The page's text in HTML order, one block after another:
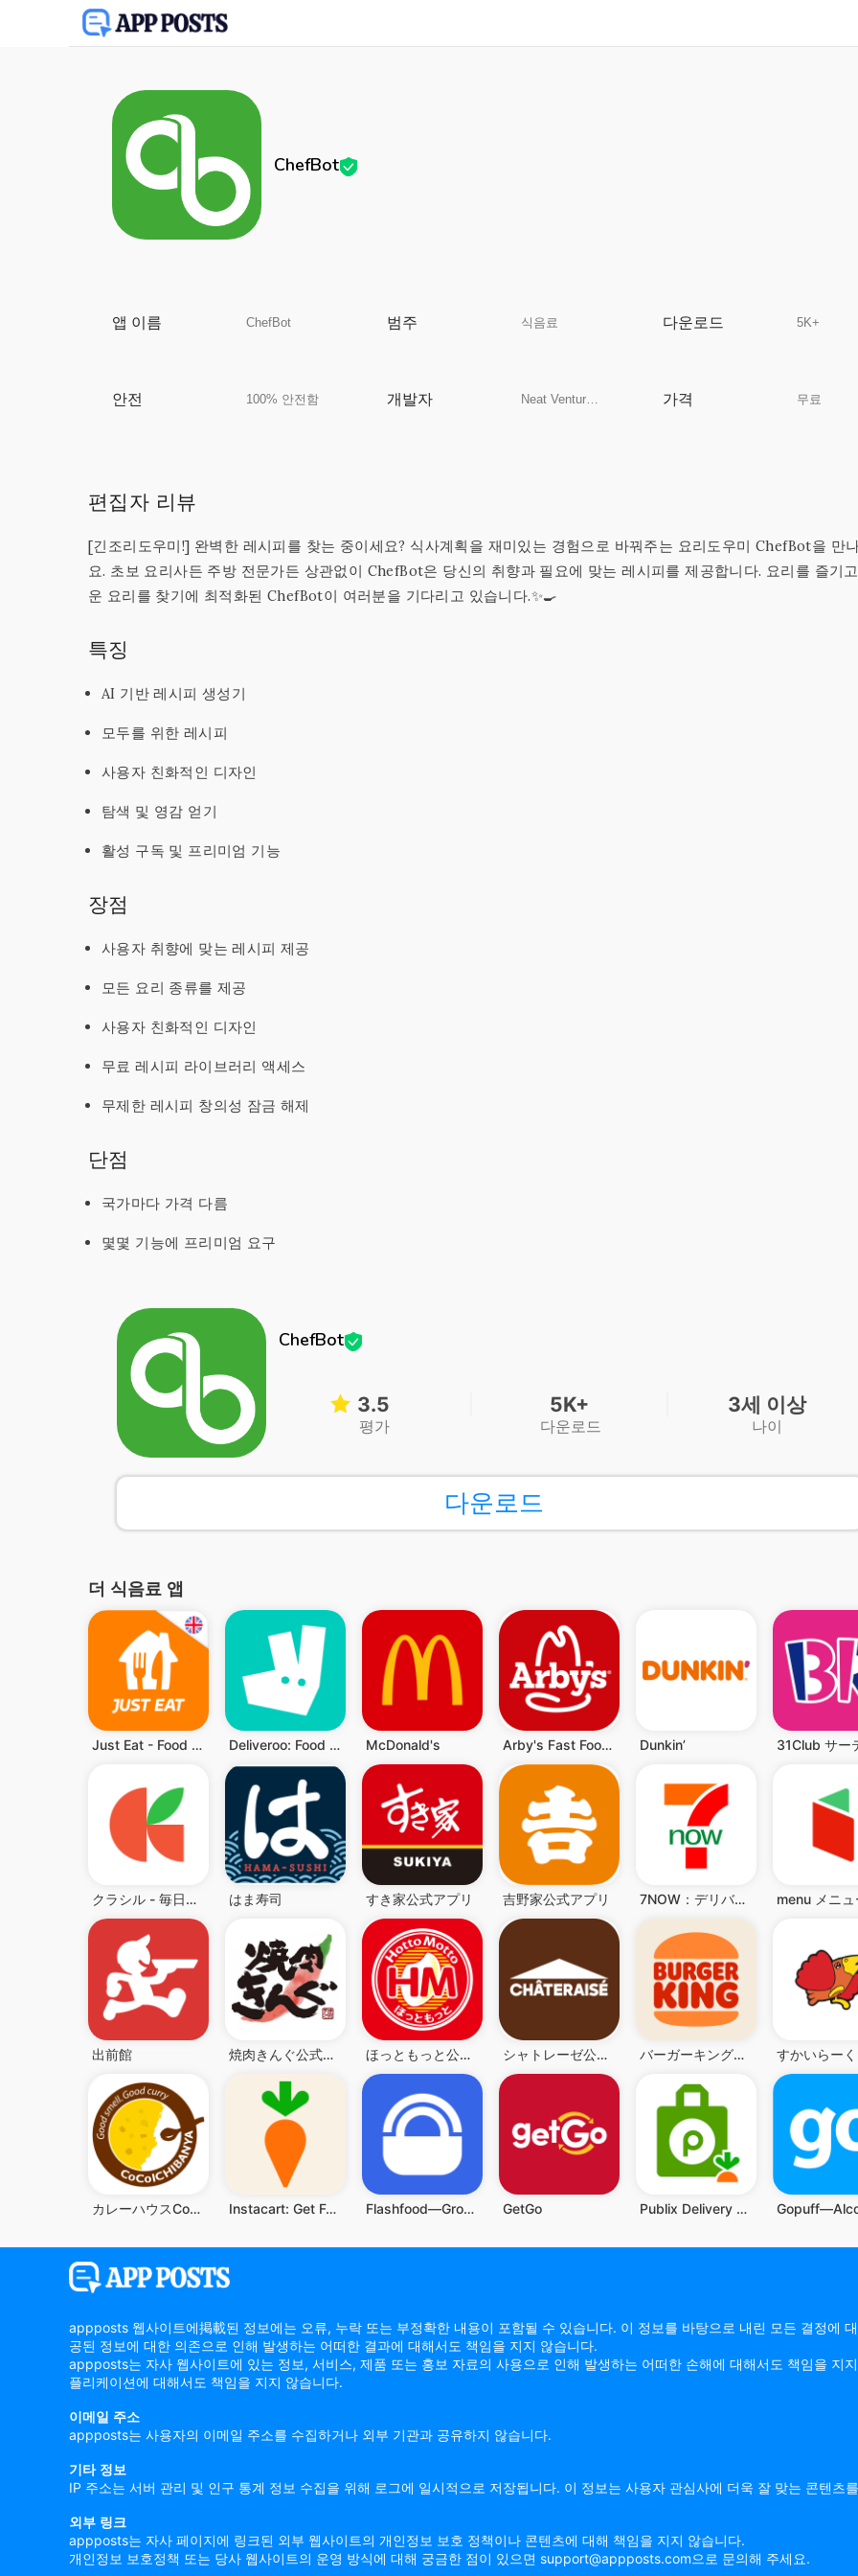
ChefBot
앱 이름 ChefBot 범주 식음료 다운로드 5K+
안전 100% 안전함 개발자 Neat Ventures GmbH 가격 무료
편집자 리뷰
[긴조리도우미!] 완벽한 레시피를 찾는 중이세요? 식사계획을 재미있는 경험으로 바꿔주는 요리도우미 ChefBot을 만
요. 초보 요리사든 주방 전문가든 상관없이 ChefBot은 당신의 취향과 필요에 맞는 레시피를 제공합니다. 요리를 즐기
운 요리를 찾기에 최적화된 ChefBot이 여러분을 기다리고 있습니다.✨🍳
특징
AI 기반 레시피 생성기
모두를 위한 레시피
사용자 친화적인 디자인
탐색 및 영감 얻기
활성 구독 및 프리미엄 기능
장점
사용자 취향에 맞는 레시피 제공
모든 요리 종류를 제공
사용자 친화적인 디자인
무료 레시피 라이브러리 액세스
무제한 레시피 창의성 잠금 해제
단점
국가마다 가격 다름
몇몇 기능에 프리미엄 요구
ChefBot
3.5
평가
5K+
다운로드
3세 이상
나이
다운로드
더 식음료 앱
Just Eat - Food Delivery Deliveroo: Food & Shopping McDonald's Arby's Fast Food Sandwiches Dunkin’
クラシル - 毎日の献立に！レシピ動画で料理がおいしく作れる はま寿司 すき家公式アプリ 吉野家公式アプリ 7NOW：デリバリー/宅配/出前
出前館 焼肉きんぐ公式アプリ ほっともっと公式アプリ - お弁当をネット注文 シャトレーゼ公式アプリ バーガーキング公式アプリ Burger King
カレーハウスCoCo壱番屋公式アプリ Instacart: Get Food Delivery Flashfood—Grocery deals GetGo Publix Delivery & Curbside
appposts 웹사이트에掲載된 정보에는 오류, 누락 또는 부정확한 내용이 포함될 수 있습니다. 이 정보를 바탕으로 내린 모든 결정에
공된 정보에 대한 의존으로 인해 발생하는 어떠한 결과에 대해서도 책임을 지지 않습니다.
appposts는 자사 웹사이트에 있는 정보, 서비스, 제품 또는 홍보 자료의 사용으로 인해 발생하는 어떠한 손해에 대해서도 책임을 지
플리케이션에 대해서도 책임을 지지 않습니다.
이메일 주소
appposts는 사용자의 이메일 주소를 수집하거나 외부 기관과 공유하지 않습니다.
기타 정보
IP 주소는 서버 관리 및 인구 통계 정보 수집을 위해 로그에 일시적으로 저장됩니다. 이 정보는 사용자 관심사에 더욱 잘 맞는 콘텐츠
외부 링크
appposts는 자사 페이지에 링크된 외부 웹사이트의 개인정보 보호 정책이나 콘텐츠에 대해 책임을 지지 않습니다.
개인정보 보호정책 또는 당사 웹사이트의 운영 방식에 대해 궁금한 점이 있으면 support@appposts.com으로 문의해 주세요.